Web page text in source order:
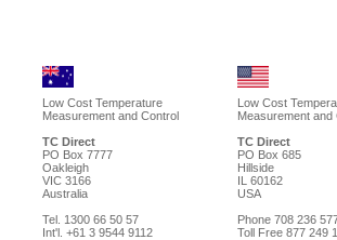
Low Cost Temperature
Measurement and Control
TC Direct
PO Box 7777
Oakleigh
VIC 3166
Australia
Tel. 1300 66 50 57
Int'l. +61 3 9544 9112
Low Cost
Measurement and
TC Direct
PO Box 685
Hillside
IL 60162
USA
Phone 708 236
Toll Free 877 249